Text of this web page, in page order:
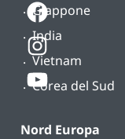
Giappone
India
Vietnam
Corea del Sud
Nord Europa